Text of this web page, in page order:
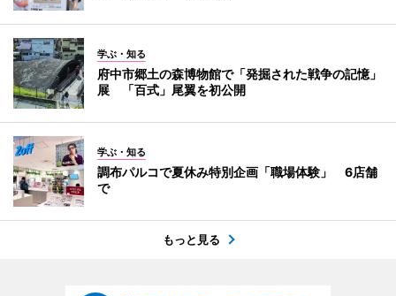
学ぶ・知る
府中市郷土の森博物館で「発掘された戦争の記憶」
展 「百式」尾翼を初公開
学ぶ・知る
調布パルコで夏休み特別企画「職場体験」 6店舗
で
もっと見る